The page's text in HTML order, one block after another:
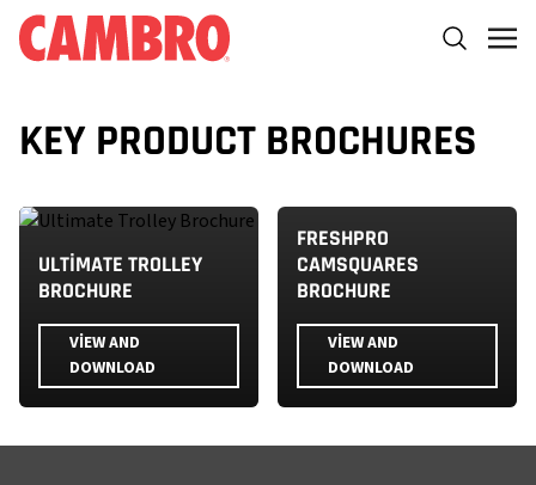
KEY PRODUCT BROCHURES
ULTIMATE TROLLEY
BROCHURE
VIEW AND
DOWNLOAD
FRESHPRO
CAMSQUARES
BROCHURE
VIEW AND
DOWNLOAD